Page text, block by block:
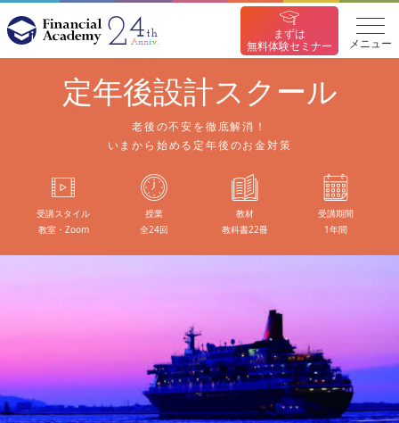
まずは
無料体験セミナー
メニュー
定年後設計スクール
老後の不安を徹底解消！
いまから始める定年後のお金対策
受講スタイル
教室・Zoom
授業
全24回
教材
教科書22冊
受講期間
1年間